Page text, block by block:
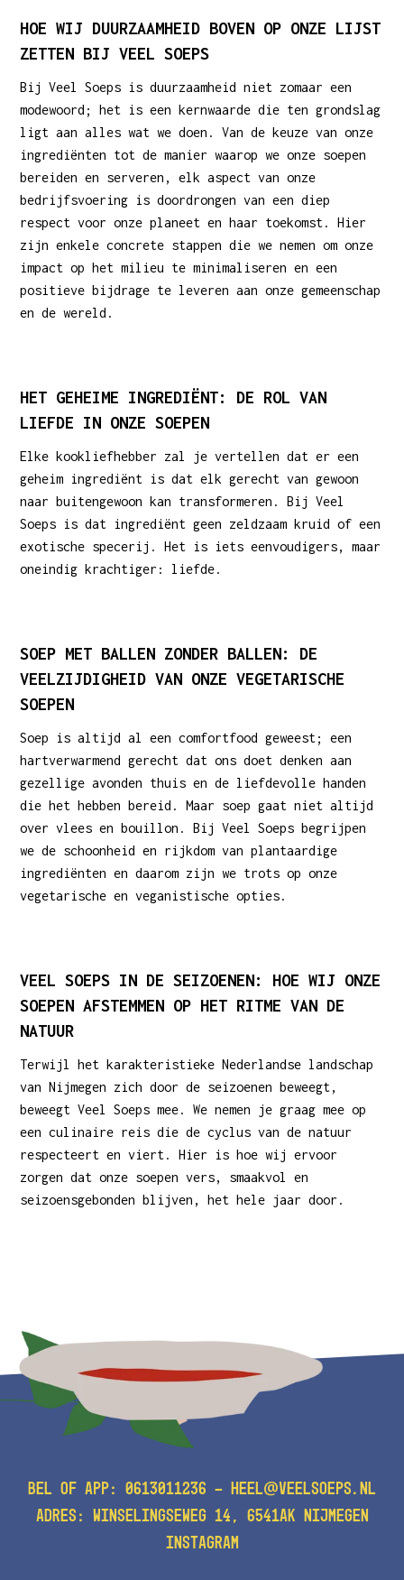
HOE WIJ DUURZAAMHEID BOVEN OP ONZE LIJST
ZETTEN BIJ VEEL SOEPS
Bij Veel Soeps is duurzaamheid niet zomaar een
modewoord; het is een kernwaarde die ten grondslag
ligt aan alles wat we doen. Van de keuze van onze
ingrediënten tot de manier waarop we onze soepen
bereiden en serveren, elk aspect van onze
bedrijfsvoering is doordrongen van een diep
respect voor onze planeet en haar toekomst. Hier
zijn enkele concrete stappen die we nemen om onze
impact op het milieu te minimaliseren en een
positieve bijdrage te leveren aan onze gemeenschap
en de wereld.
HET GEHEIME INGREDIËNT: DE ROL VAN
LIEFDE IN ONZE SOEPEN
Elke kookliefhebber zal je vertellen dat er een
geheim ingrediënt is dat elk gerecht van gewoon
naar buitengewoon kan transformeren. Bij Veel
Soeps is dat ingrediënt geen zeldzaam kruid of een
exotische specerij. Het is iets eenvoudigers, maar
oneindig krachtiger: liefde.
SOEP MET BALLEN ZONDER BALLEN: DE
VEELZIJDIGHEID VAN ONZE VEGETARISCHE
SOEPEN
Soep is altijd al een comfortfood geweest; een
hartverwarmend gerecht dat ons doet denken aan
gezellige avonden thuis en de liefdevolle handen
die het hebben bereid. Maar soep gaat niet altijd
over vlees en bouillon. Bij Veel Soeps begrijpen
we de schoonheid en rijkdom van plantaardige
ingrediënten en daarom zijn we trots op onze
vegetarische en veganistische opties.
VEEL SOEPS IN DE SEIZOENEN: HOE WIJ ONZE
SOEPEN AFSTEMMEN OP HET RITME VAN DE
NATUUR
Terwijl het karakteristieke Nederlandse landschap
van Nijmegen zich door de seizoenen beweegt,
beweegt Veel Soeps mee. We nemen je graag mee op
een culinaire reis die de cyclus van de natuur
respecteert en viert. Hier is hoe wij ervoor
zorgen dat onze soepen vers, smaakvol en
seizoensgebonden blijven, het hele jaar door.
BEL OF APP: 0613011236 - HEEL@VEELSOEPS.NL
ADRES: WINSELINGSEWEG 14, 6541AK NIJMEGEN
INSTAGRAM